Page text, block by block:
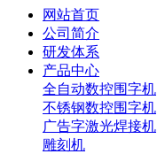
网站首页
公司简介
研发体系
产品中心
全自动数控围字机
不锈钢数控围字机
广告字激光焊接机
雕刻机